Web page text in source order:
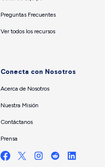
Preguntas Frecuentes
Ver todos los recursos
Conecta con Nosotros
Acerca de Nosotros
Nuestra Misión
Contáctanos
Prensa